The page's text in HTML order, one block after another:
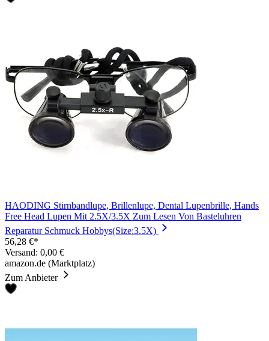
HAODING Stirnbandlupe, Brillenlupe, Dental Lupenbrille, Hands
Free Head Lupen Mit 2.5X/3.5X Zum Lesen Von Basteluhren
Reparatur Schmuck Hobbys(Size:3.5X)
56,28 €*
Versand: 0,00 €
amazon.de (Marktplatz)
Zum Anbieter